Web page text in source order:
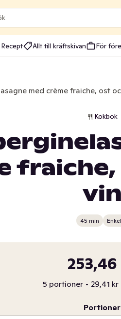
Recept Allt till kräftskivan För
med crème fraiche, ost
Kokbok
vin
45 min
5 portioner • 29,41
Portioner